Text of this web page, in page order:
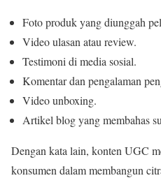
Foto produk yang diunggah
Video ulasan atau review.
Testimoni di media sosial.
Komentar dan pengalaman
Video unboxing.
Artikel blog yang membahas
Dengan kata lain, konten UGC
konsumen dalam membangun